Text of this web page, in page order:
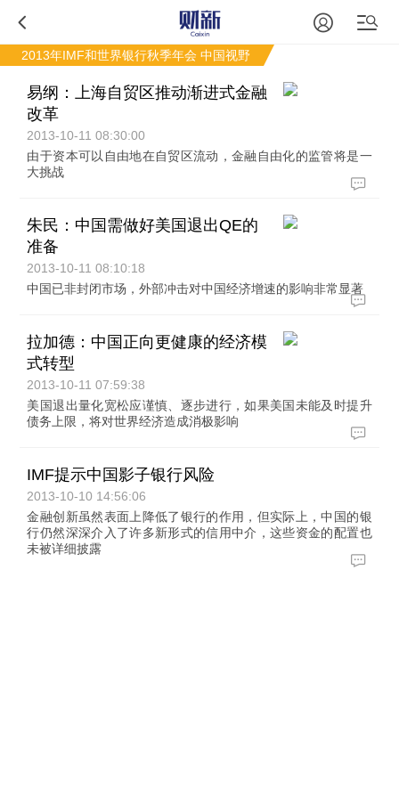
2013年IMF和世界银行秋季年会 中国视野
易纲：上海自贸区推动渐进式金融
改革
2013-10-11 08:30:00
由于资本可以自由地在自贸区流动，金融自由化的监管将是一
大挑战
朱民：中国需做好美国退出QE的
准备
2013-10-11 08:10:18
中国已非封闭市场，外部冲击对中国经济增速的影响非常显著
拉加德：中国正向更健康的经济模
式转型
2013-10-11 07:59:38
美国退出量化宽松应谨慎、逐步进行，如果美国未能及时提升
债务上限，将对世界经济造成消极影响
IMF提示中国影子银行风险
2013-10-10 14:56:06
金融创新虽然表面上降低了银行的作用，但实际上，中国的银
行仍然深深介入了许多新形式的信用中介，这些资金的配置也
未被详细披露